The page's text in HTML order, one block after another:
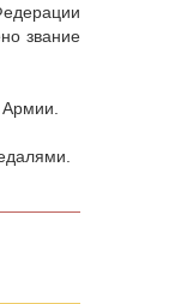
звание
Армии.